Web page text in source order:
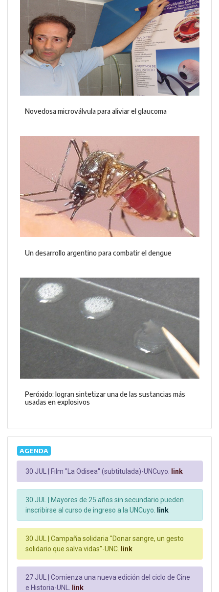
Novedosa microválvula para aliviar el glaucoma
Un desarrollo argentino para combatir el dengue
Peróxido: logran sintetizar una de las sustancias más
usadas en explosivos
AGENDA
30 JUL | Film "La Odisea" (subtitulada)-UNCuyo. link
30 JUL |
Mayores de 25 años sin secundario pueden
inscribirse al curso de ingreso a la UNCuyo.
link
30 JUL |
Campaña solidaria "Donar sangre, un gesto
solidario que salva vidas"-UNC.
link
27 JUL |
Comienza una nueva edición del ciclo de Cine
e Historia-UNL.
link